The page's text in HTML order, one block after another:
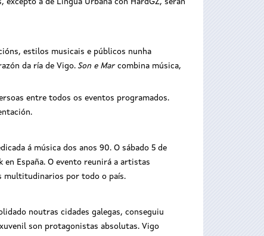
a de Lingua Urbana con HardGZ, serán
estilos musicais e públicos nunha
da ría de Vigo. Son e Marcombina música,
entre todos os eventos programados.
á música dos anos 90. O sábado 5 de
en España. O evento reunirá a artistas
multitudinarios por todo o país.
noutras cidades galegas, conseguiu
son protagonistas absolutas. Vigo